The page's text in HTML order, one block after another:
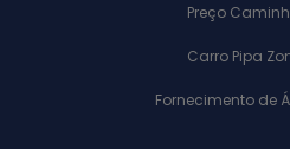
Preço
Carro Pipa
Fornecimento de